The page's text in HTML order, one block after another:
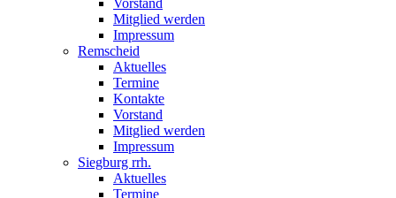
Vorstand
Mitglied werden
Impressum
Remscheid
Aktuelles
Termine
Kontakte
Vorstand
Mitglied werden
Impressum
Siegburg rrh.
Aktuelles
Termine